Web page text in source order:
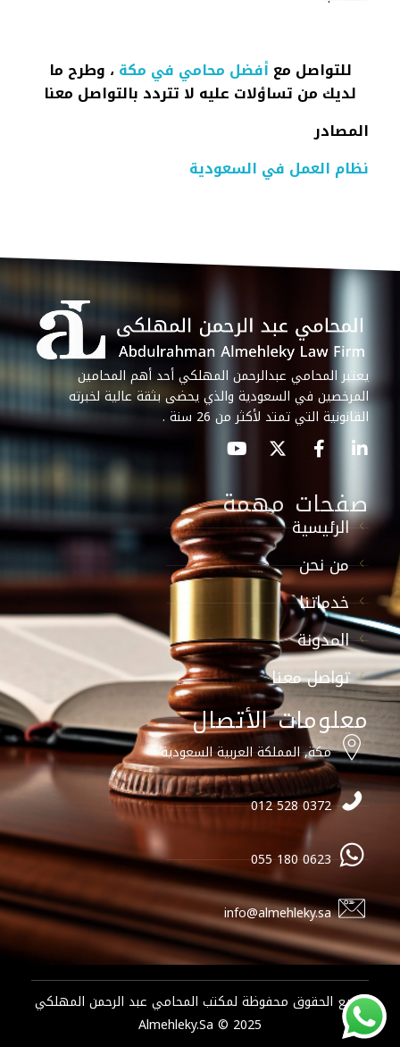
للتواصل مع أفضل محامي في مكة ، وطرح ما
لديك من تساؤلات عليه لا تتردد بالتواصل معنا
المصادر
نظام العمل في السعودية
يعتبر المحامي عبدالرحمن المهلكي أحد أهم المحامين
المرخصين في السعودية والذي يحضى بثقة عالية لخبرته
القانونية التي تمتد لأكثر من 26 سنة .
صفحات مهمة
الرئيسية
من نحن
خدماتنا
المدونة
تواصل معنا
معلومات الأتصال
مكة, المملكة العربية السعودية
0372 528 012
0623 180 055
info@almehleky.sa
جميع الحقوق محفوظة لمكتب المحامي عبد الرحمن المهلكي
2025 © Almehleky.sa